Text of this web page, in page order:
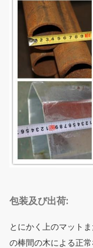
包装及び出荷:
とにかく上のマット
の棒間の木による正